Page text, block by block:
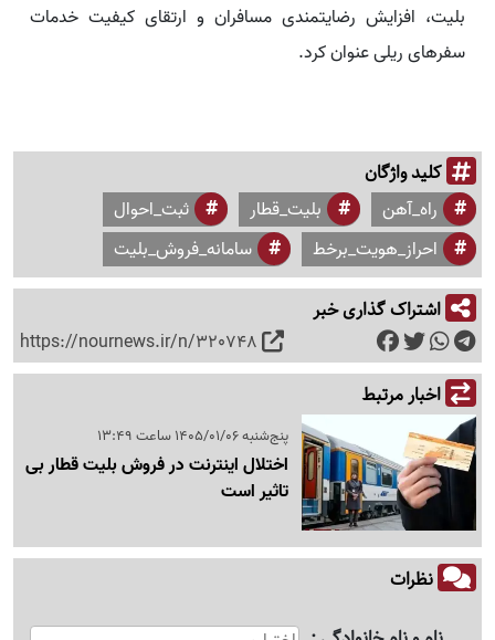
بلیت، افزایش رضایتمندی مسافران و ارتقای کیفیت خدمات
سفرهای ریلی عنوان کرد.
کلید واژگان
راه_آهن بلیت_قطار
ثبت_احوال
احراز_هویت_برخط
سامانه_فروش_بلیت
اشتراک گذاری خبر
https://nournews.ir/n/320748
اخبار مرتبط
پنج‌شنبه 1405/01/06 ساعت 13:49
اختلال اینترنت در فروش بلیت قطار بی
تاثیر است
نظرات